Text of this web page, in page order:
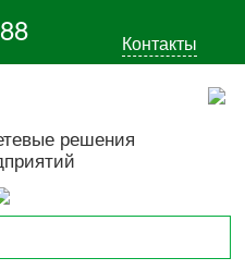
Контакты
решения